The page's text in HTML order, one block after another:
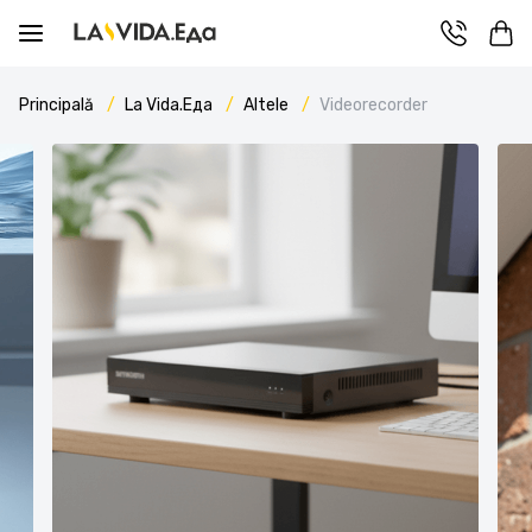
Principală La Vida.Еда Altele Videorecorder